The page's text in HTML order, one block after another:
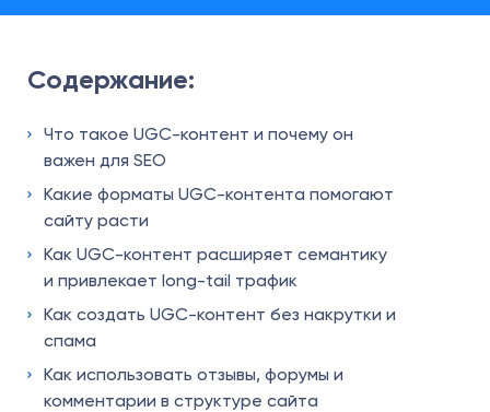
Содержание:
Что такое UGC-контент и почему он
важен для SEO
Какие форматы UGC-контента помогают
сайту расти
Как UGC-контент расширяет семантику
и привлекает long-tail трафик
Как создать UGC-контент без накрутки и
спама
Как использовать отзывы, форумы и
комментарии в структуре сайта